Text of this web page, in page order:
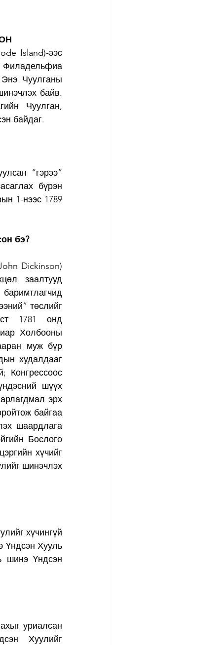
Island)-ээс
Чуулганы
байв.
Чуулган,
байдаг.
“гэрээ”
бүрэн
1-нээс 1789
бэ?
Dickinson)
заалтууд
төслийг
1781 онд
Холбооны
муж бүр
худалдааг
Конгрессоос
шүүх
эрх
байгаа
шаардлага
Бослого
хүчийг
шинэчлэх
хүчингүй
Үндсэн Хууль
шинэ Үндсэн
уриалсан
Хуулийг